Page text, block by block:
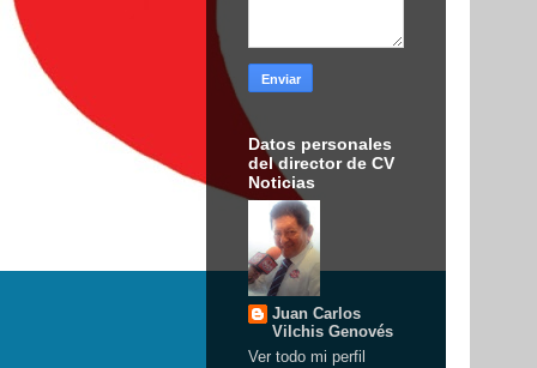
Datos personales
del director de CV
Noticias
Juan Carlos
Vilchis Genovés
Ver todo mi perfil